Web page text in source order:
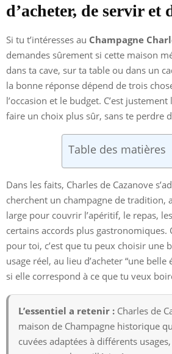
d’acheter, de servir et
Si tu t’intéresses au Champagne
demandes sûrement si cette maison
dans ta cave, sur ta table ou dans un
la bonne réponse dépend de trois
l’occasion et le budget. C’est justement
faire un choix plus sûr, sans te perdre
Table des matières
Dans les faits, Charles de Cazanove
cherchent un champagne de tradition,
large pour couvrir l’apéritif, le repas,
certains accords plus gastronomiques.
pour toi, c’est que tu peux choisir une
usage réel, au lieu d’acheter “une
si elle correspond à ce que tu veux
L’essentiel a retenir : Charles de
maison de Champagne historique
cuvées adaptées à différents